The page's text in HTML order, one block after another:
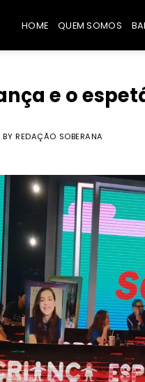
HOME QUEM SOMOS
e o
BYREDAÇÃO SOBERANA